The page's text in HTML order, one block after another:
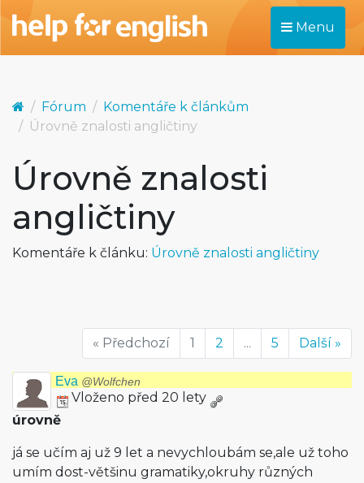
Menu
Fórum
Komentáře k článkům
Úrovně znalosti angličtiny
Úrovně znalosti
angličtiny
Komentáře k článku: Úrovně znalosti angličtiny
« Předchozí 1 2 ... 5 Další »
Eva @Wolfchen
Vloženo před 20 lety
úrovně
já se učím aj už 9 let a nevychloubám se,ale už toho
umím dost-většinu gramatiky,okruhy různých